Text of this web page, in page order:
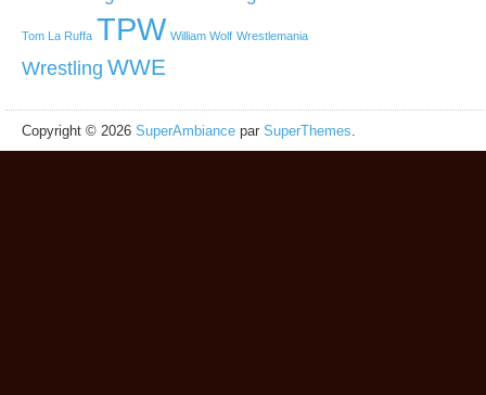
Tom La Ruffa TPW William Wolf Wrestlemania
Wrestling WWE
Copyright © 2026 SuperAmbiance par SuperThemes.